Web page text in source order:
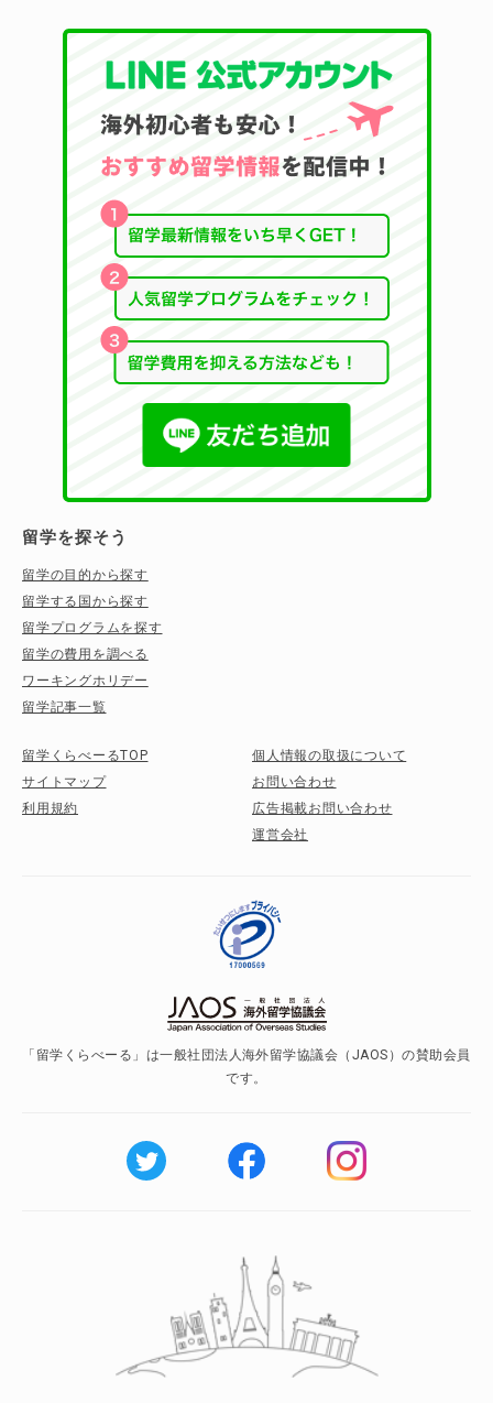
留学を探そう
留学の目的から探す
留学する国から探す
留学プログラムを探す
留学の費用を調べる
ワーキングホリデー
留学記事一覧
留学くらべーるTOP
サイトマップ
利用規約
個人情報の取扱について
お問い合わせ
広告掲載お問い合わせ
運営会社
「留学くらべーる」は一般社団法人海外留学協議会（JAOS）の賛助会員
です。